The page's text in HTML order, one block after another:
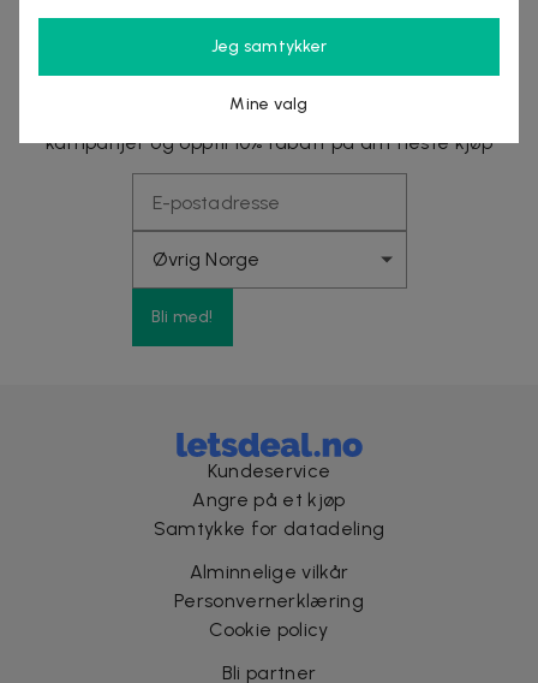
Nyhetsbrevet fylt med fordeler
kampanjer og opptil 10% rabatt på ditt neste kjøp
Bli med!
Kundeservice
Angre på et kjøp
Samtykke for datadeling
Alminnelige vilkår
Personvernerklæring
Cookie policy
Bli partner
Jeg samtykker
Mine valg